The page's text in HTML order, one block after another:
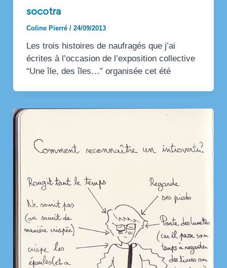
socotra
Coline Pierré / 24/09/2013
Les trois histoires de naufragés que j’ai
écrites à l’occasion de l’exposition collective
“Une île, des îles…” organisée cet été